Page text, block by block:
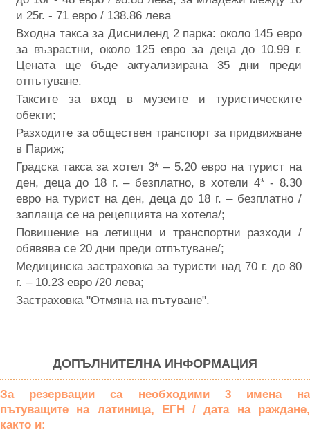
и 25г. - 71 евро / 138.86 лева
Входна такса за Дисниленд 2 парка: около 145 евро
за възрастни, около 125 евро за деца до 10.99 г.
Цената ще бъде актуализирана 35 дни преди
отпътуване.
Таксите за вход в музеите и туристическите
обекти;
Разходите за обществен транспорт за придвижване
в Париж;
Градска такса за хотел 3* – 5.20 евро на турист на
ден, деца до 18 г. – безплатно, в хотели 4* - 8.30
евро на турист на ден, деца до 18 г. – безплатно /
заплаща се на рецепцията на хотела/;
Повишение на летищни и транспортни разходи /
обявява се 20 дни преди отпътуване/;
Медицинска застраховка за туристи над 70 г. до 80
г. – 10.23 евро /20 лева;
Застраховка "Отмяна на пътуване".
ДОПЪЛНИТЕЛНА ИНФОРМАЦИЯ
За резервации са необходими 3 имена на
пътуващите на латиница, ЕГН / дата на раждане,
както и: